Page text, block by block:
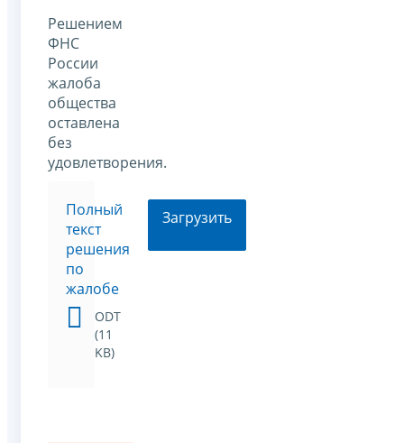
Решением
ФНС
России
жалоба
общества
оставлена
без
удовлетворения.
Полный
текст
решения
по
жалобе
ODT
(11
KB)
Загрузить